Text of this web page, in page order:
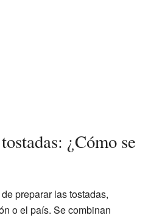
¿Cómo se
preparar las tostadas,
o el país. Se combinan